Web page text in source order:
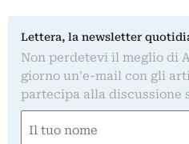
Lettera, la newsletter
Non perdetevi il meglio di
giorno un'e-mail con gli
partecipa alla discussione
(Required)